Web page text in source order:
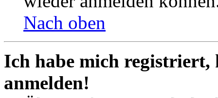
Nach oben
Ich habe mich
anmelden!